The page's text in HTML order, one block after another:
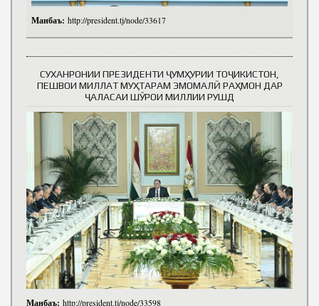
Манбаъ: http://president.tj/node/33617
СУХАНРОНИИ ПРЕЗИДЕНТИ ҶУМҲУРИИ ТОҶИКИСТОН,
ПЕШВОИ МИЛЛАТ МУҲТАРАМ ЭМОМАЛӢ РАҲМОН ДАР
ҶАЛАСАИ ШӮРОИ МИЛЛИИ РУШД
Манбаъ: http://president.tj/node/33598